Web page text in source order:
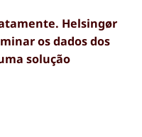
Helsingør
os dados dos
solução